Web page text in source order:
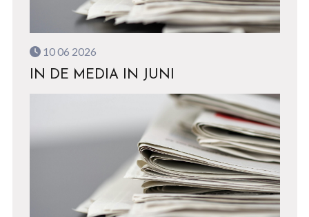
10 06 2026
IN DE MEDIA IN JUNI